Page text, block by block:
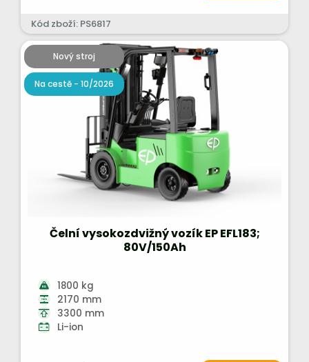
Kód zboží: PS6817
Nový stroj
Na cestě - 10/2026
Čelní vysokozdvižný vozík EP EFL183;
80V/150Ah
1800 kg
2170 mm
3300 mm
Li-ion